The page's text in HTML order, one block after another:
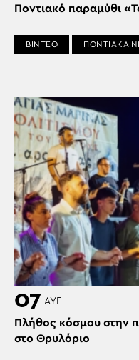
Ποντιακό παραμύθι
ΒΙΝΤΕΟ ΠΟΝΤΙΑΚΑ
07 ΑΥΓ
Πλήθος κόσμου στην
στο Θρυλόριο